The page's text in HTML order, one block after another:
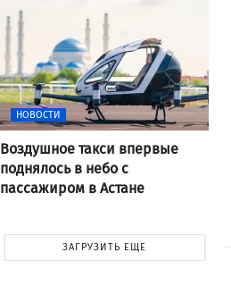
НОВОСТИ
Воздушное такси впервые
поднялось в небо с
пассажиром в Астане
ЗАГРУЗИТЬ ЕЩЕ